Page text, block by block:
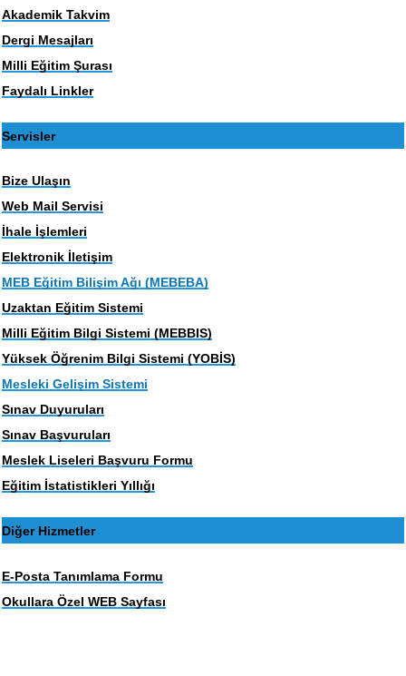
Akademik Takvim
Dergi Mesajları
Milli Eğitim Şurası
Faydalı Linkler
Servisler
Bize Ulaşın
Web Mail Servisi
İhale İşlemleri
Elektronik İletişim
MEB Eğitim Bilişim Ağı (MEBEBA)
Uzaktan Eğitim Sistemi
Milli Eğitim Bilgi Sistemi (MEBBIS)
Yüksek Öğrenim Bilgi Sistemi (YOBİS)
Mesleki Gelişim Sistemi
Sınav Duyuruları
Sınav Başvuruları
Meslek Liseleri Başvuru Formu
Eğitim İstatistikleri Yıllığı
Diğer Hizmetler
E-Posta Tanımlama Formu
Okullara Özel WEB Sayfası